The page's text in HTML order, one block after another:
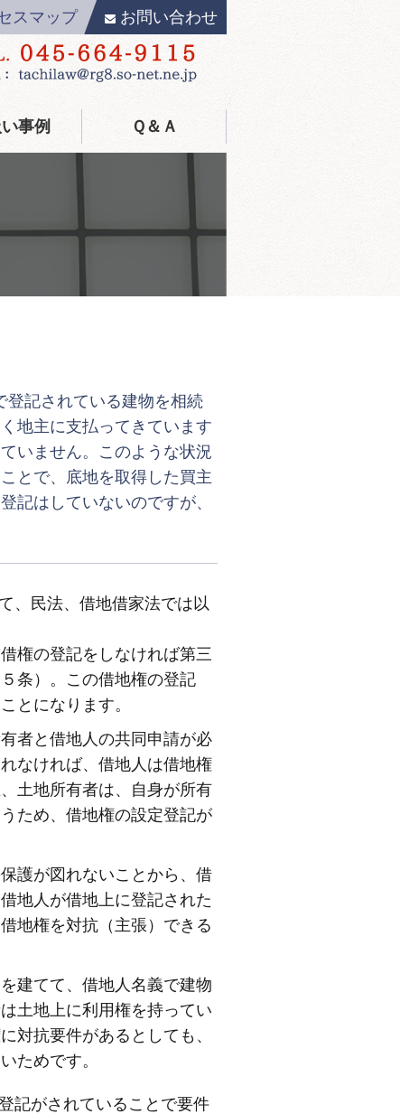
スマップ お問い合わせ
事例 Ｑ＆Ａ
記されている建物を相続
地主に支払ってきています
いません。このような状況
とで、底地を取得した買主
記はしていないのですが、
、民法、借地借家法では以
権の登記をしなければ第三
条）。この借地権の登記
とになります。
者と借地人の共同申請が必
なければ、借地人は借地権
土地所有者は、自身が所有
ため、借地権の設定登記が
護が図れないことから、借
地人が借地上に登記された
地権を対抗（主張）できる
建てて、借地人名義で建物
土地上に利用権を持ってい
対抗要件があるとしても、
ためです。
記がされていることで要件